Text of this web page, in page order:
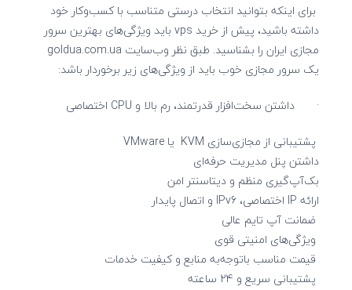
برای‌ اینکه بتوانید انتخاب درستی متناسب با کسب‌وکار خود
داشته باشید، پیش از خرید vps باید ویژگی‌های بهترین سرور
مجازی ایران را بشناسید. طبق نظر وب‌سایت goldua.com.ua
یک سرور مجازی خوب باید از ویژگی‌های زیر برخوردار باشد:
· داشتن سخت‌افزار قدرتمند، رم بالا و CPU اختصاصی
پشتیبانی از مجازی‌سازی KVM یا VMware
داشتن پنل مدیریت حرفه‌ای
بک‌آپ‌گیری منظم و دیتاسنتر امن
ارائه IP اختصاصی، IPv6 و اتصال پایدار
ضمانت آپ تایم عالی
ویژگی‌های امنیتی قوی
قیمت مناسب باتوجه‌به منابع و کیفیت خدمات
پشتیبانی سریع و 24 ساعته